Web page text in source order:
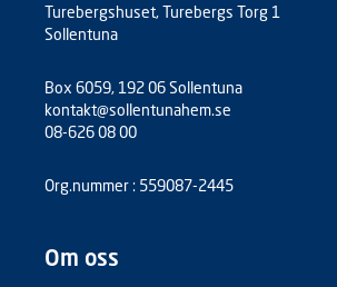
Turebergshuset, Turebergs Torg 1
Sollentuna
Box 6059, 192 06 Sollentuna
kontakt@sollentunahem.se
08-626 08 00
Org.nummer : 559087-2445
Om oss